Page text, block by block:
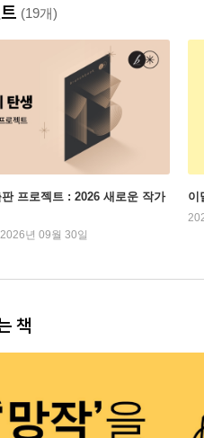
(19개)
프로젝트 : 2026 새로운 작가
년 09월 30일
이
책